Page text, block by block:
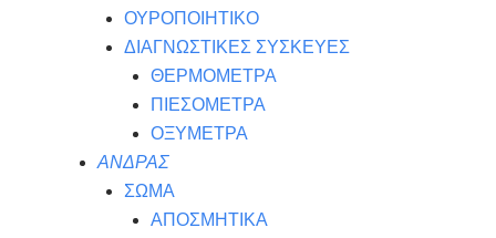
ΟΥΡΟΠΟΙΗΤΙΚΟ
ΔΙΑΓΝΩΣΤΙΚΕΣ ΣΥΣΚΕΥΕΣ
ΘΕΡΜΟΜΕΤΡΑ
ΠΙΕΣΟΜΕΤΡΑ
ΟΞΥΜΕΤΡΑ
ΑΝΔΡΑΣ
ΣΩΜΑ
ΑΠΟΣΜΗΤΙΚΑ